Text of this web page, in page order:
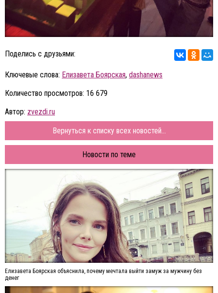
Поделись с друзьями:
Ключевые слова: Елизавета Боярская, dashanews
Количество просмотров: 16 679
Автор: zvezdi.ru
Вернуться к списку всех новостей...
Новости по теме
Елизавета Боярская объяснила, почему мечтала выйти замуж за мужчину без
денег